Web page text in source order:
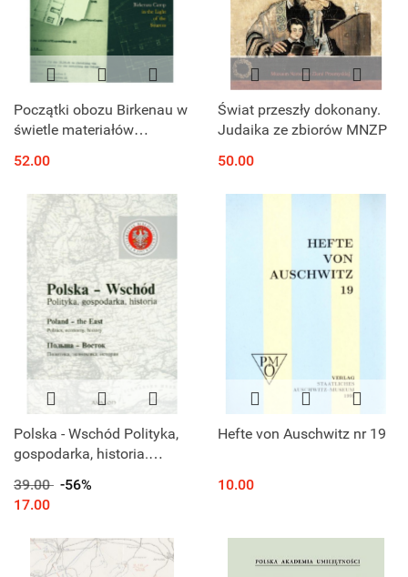
Początki obozu Birkenau w
świetle materiałów
the Birkenau Camp in the
Light of the Sources
52.00
Świat przeszły dokonany.
Judaika ze zbiorów MNZP
50.00
Polska - Wschód Polityka,
gospodarka, historia.
economy, history
39.00 -56%
17.00
Hefte von Auschwitz nr 19
10.00